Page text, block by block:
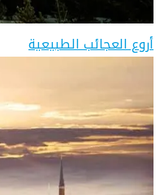
أروع العجائب الطبيعية